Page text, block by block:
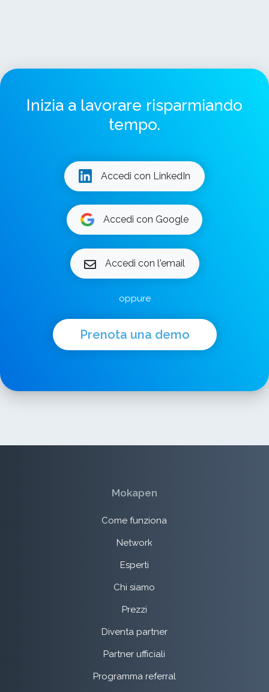
Inizia a lavorare risparmiando
tempo.
Accedi con LinkedIn
Accedi con Google
Accedi con l'email
oppure
Prenota una demo
Mokapen
Come funziona
Network
Esperti
Chi siamo
Prezzi
Diventa partner
Partner ufficiali
Programma referral